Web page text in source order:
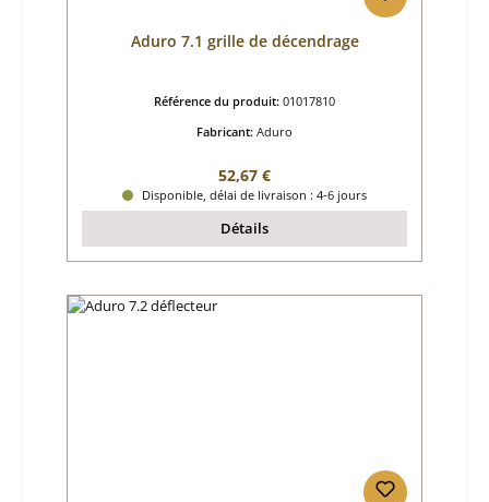
Aduro 7.1 grille de décendrage
Référence du produit: 01017810
Fabricant: Aduro
Prix régulier :
52,67 €
Disponible, délai de livraison : 4-6 jours
Détails